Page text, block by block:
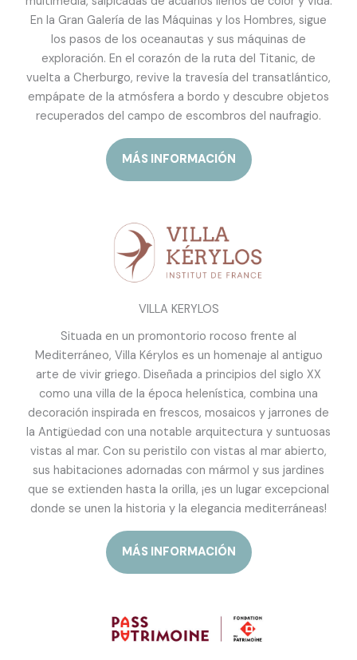
En la Gran Galería de las Máquinas y los Hombres, sigue
los pasos de los oceanautas y sus máquinas de
exploración. En el corazón de la ruta del Titanic, de
vuelta a Cherburgo, revive la travesía del transatlántico,
empápate de la atmósfera a bordo y descubre objetos
recuperados del campo de escombros del naufragio.
MÁS INFORMACIÓN
VILLA KERYLOS
Situada en un promontorio rocoso frente al
Mediterráneo, Villa Kérylos es un homenaje al antiguo
arte de vivir griego. Diseñada a principios del siglo XX
como una villa de la época helenística, combina una
decoración inspirada en frescos, mosaicos y jarrones de
la Antigüedad con una notable arquitectura y suntuosas
vistas al mar. Con su peristilo con vistas al mar abierto,
sus habitaciones adornadas con mármol y sus jardines
que se extienden hasta la orilla, ¡es un lugar excepcional
donde se unen la historia y la elegancia mediterráneas!
MÁS INFORMACIÓN